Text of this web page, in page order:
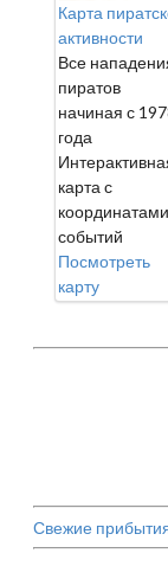
Карта
активности
Все
пиратов
начиная с
года
карта с
координатами
событий
Посмотреть
карту
Свежие